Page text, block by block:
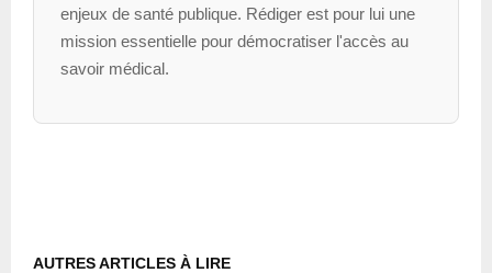
enjeux de santé publique. Rédiger est pour lui une
mission essentielle pour démocratiser l'accès au
savoir médical.
AUTRES ARTICLES À LIRE